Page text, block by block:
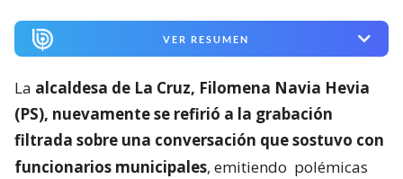
VER RESUMEN
La alcaldesa de La Cruz, Filomena Navia Hevia
(PS), nuevamente se refirió a la grabación
filtrada sobre una conversación que sostuvo con
funcionarios municipales, emitiendo polémicas